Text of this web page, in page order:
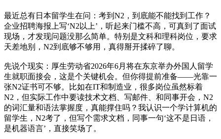
最近总有日本留学生在问：考到N2，到底能不能找到工作？
企业招聘海报上写‘N2以上’，听起来门槛不高，可真到了面试
现场，才发现问题没那么简单。特别是文科和理科岗位，要求
天差地别，N2到底够不够用，真得掰开揉碎了聊。
先说个现实：厚生劳动省2026年6月将在东京举办外国人留学
生就职面接会，这是个关键机会。但你得提前准备——光靠一
张N2证书可不够。比如在IT和制造业，很多岗位虽然标着
N2，但实际工作中要读技术文档、写邮件、和同事开会，N2
的词汇量和语法掌握度，真能撑住吗？我认识一个学计算机的
留学生，N2考了，但写个需求文档，同事一句‘这不是日语，
是机器语言’，直接笑场了。